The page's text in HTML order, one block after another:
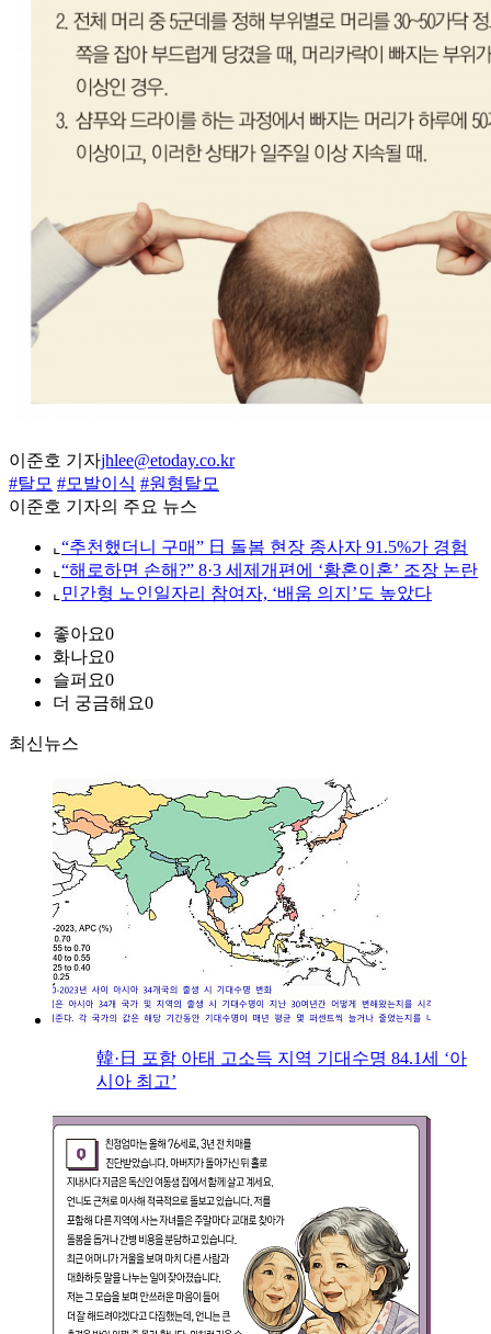
이준호 기자jhlee@etoday.co.kr
#탈모 #모발이식 #원형탈모
이준호 기자의 주요 뉴스
⌞ “추천했더니 구매” 日 돌봄 현장 종사자 91.5%가 경험
⌞ “해로하면 손해?” 8·3 세제개편에 ‘황혼이혼’ 조장 논란
⌞ 민간형 노인일자리 참여자, ‘배움 의지’도 높았다
좋아요0
화나요0
슬퍼요0
더 궁금해요0
최신뉴스
韓·日 포함 아태 고소득 지역 기대수명 84.1세 ‘아
시아 최고’